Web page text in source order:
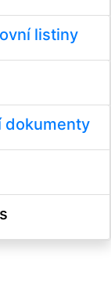
listiny
dokumenty